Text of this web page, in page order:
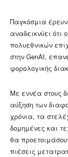
Παγκόσμια
αναδεικνύει
πολυεθνικών
στην GenAI,
φορολογικής
Με εννέα στους
αύξηση των
χρόνια, τα
δομημένες και
θα
πιέσεις